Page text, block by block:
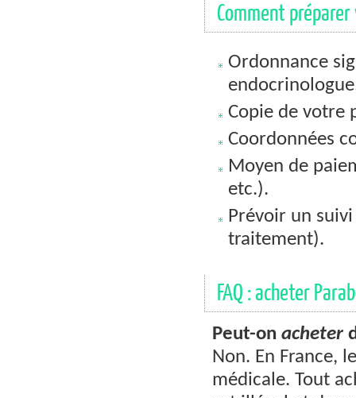
Comment
Ordonnance
Copie de votre
Coordonnées
Moyen de
etc.).
Prévoir un
traitement).
FAQ : acheter
Peut-on acheter
Non. En France,
médicale. Tout